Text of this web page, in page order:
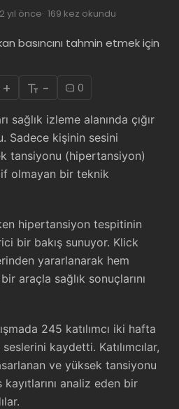
2 yıl önce 169 kez okundu
+ - 0
sağlık izleme alanında çığır
Sadece kişinin sesini
tansiyonu (hipertansiyon)
olmayan bir teknik
hipertansiyon tespitinin
bir bakış sunuyor. Klick
yararlanarak hem
araçla sağlık sonuçlarını
245 katılımcı iki hafta
kaydetti. Katılımcılar,
ve yüksek tansiyonu
analiz eden bir